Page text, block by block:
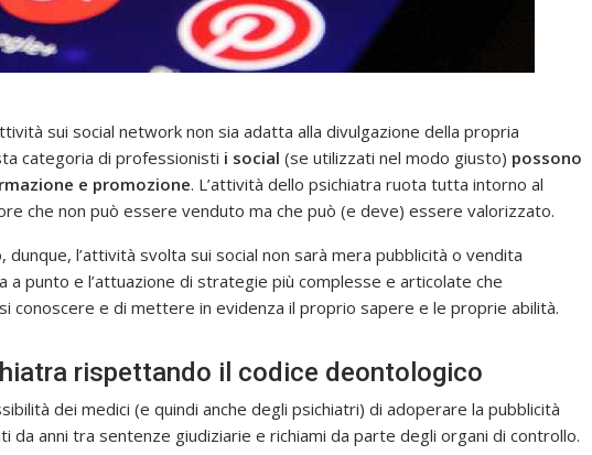
sui social network non sia adatta alla divulgazione della propria
categoria di professionisti i social (se utilizzati nel modo giusto) possono
e promozione. L’attività dello psichiatra ruota tutta intorno al
che non può essere venduto ma che può (e deve) essere valorizzato.
l’attività svolta sui social non sarà mera pubblicità o vendita
a punto e l’attuazione di strategie più complesse e articolate che
conoscere e di mettere in evidenza il proprio sapere e le proprie abilità.
rispettando il codice deontologico
dei medici (e quindi anche degli psichiatri) di adoperare la pubblicità
da anni tra sentenze giudiziarie e richiami da parte degli organi di controllo.